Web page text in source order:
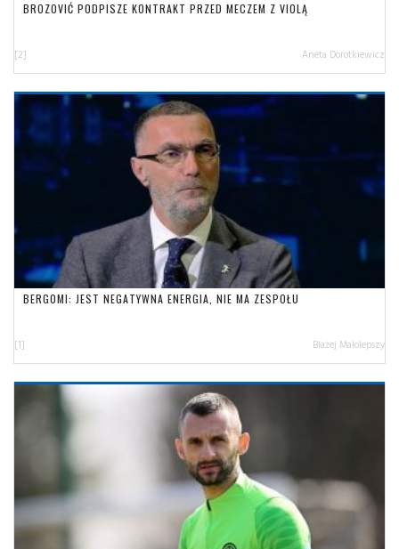
BROZOVIĆ PODPISZE KONTRAKT PRZED MECZEM Z VIOLĄ
[2] Aneta Dorotkiewicz
BERGOMI: JEST NEGATYWNA ENERGIA, NIE MA ZESPOŁU
[1] Błażej Małolepszy